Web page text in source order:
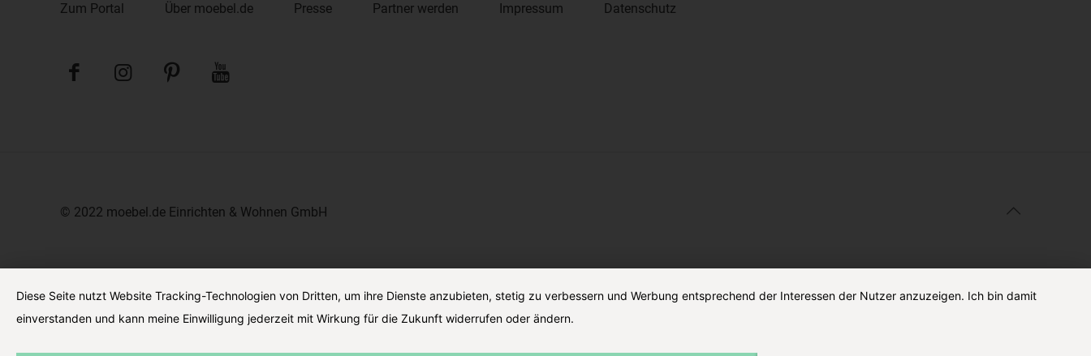
Zum Portal Über moebel.de Presse Partner werden Impressum Datenschutz
© 2022 moebel.de Einrichten & Wohnen GmbH
Diese Seite nutzt Website Tracking-Technologien von Dritten, um ihre Dienste anzubieten, stetig zu verbessern und Werbung entsprechend der Interessen der Nutzer anzuzeigen. Ich bin damit
einverstanden und kann meine Einwilligung jederzeit mit Wirkung für die Zukunft widerrufen oder ändern.